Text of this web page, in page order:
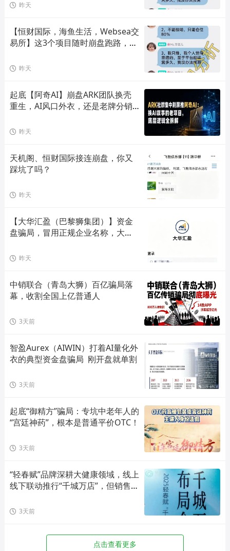
昨天
【恒财国际，海鱼生活，Websea交
易所】这3个项目随时崩盘跑路，赶
昨天
起底【阿奇AI】崩盘ARK团队换壳
重生，AI风口外衣，还是老牌分销
昨天
天机阁、恒财国际接连崩盘，你又
踩坑了吗？
昨天
【大华汇盈（巴黎狮集团）】资金
盘骗局，冒用正规企业名称，大量
昨天
中销联合（青岛大狮）百亿骗局落
幕，收割全国上亿普通人
3天前
智盈Aurex（AIWIN）打着AI量化外
衣的典型资金盘骗局  刚开盘就单割
3天前
起底“御精方”骗局：专坑中老年人的
“宫廷神药”，根本是普通平价OTC！
3天前
“轻春赋”品牌深耕大健康领域，线上
线下联动推行“千城万店”，但销售模
3天前
点击查看更多